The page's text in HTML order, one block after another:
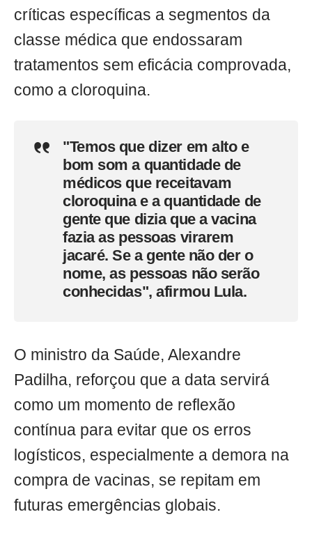
críticas específicas a segmentos da
classe médica que endossaram
tratamentos sem eficácia comprovada,
como a cloroquina.
"Temos que dizer em alto e
bom som a quantidade de
médicos que receitavam
cloroquina e a quantidade de
gente que dizia que a vacina
fazia as pessoas virarem
jacaré. Se a gente não der o
nome, as pessoas não serão
conhecidas", afirmou Lula.
O ministro da Saúde, Alexandre
Padilha, reforçou que a data servirá
como um momento de reflexão
contínua para evitar que os erros
logísticos, especialmente a demora na
compra de vacinas, se repitam em
futuras emergências globais.